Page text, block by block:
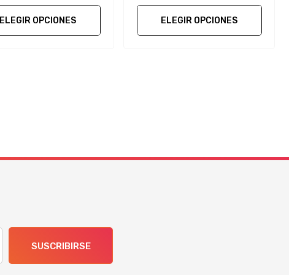
ELEGIR OPCIONES ELEGIR OPCIONES
SUSCRIBIRSE